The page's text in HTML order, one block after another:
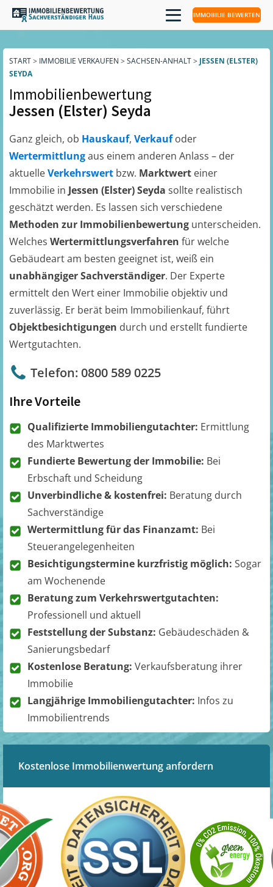
IMMOBILIE BEWERTEN
START> IMMOBILIE VERKAUFEN > SACHSEN-ANHALT> JESSEN (ELSTER)
SEYDA
Immobilienbewertung
Jessen (Elster) Seyda
Ganz gleich, ob Hauskauf, Verkaufoder
Wertermittlungaus einem anderen Anlass – der
aktuelleVerkehrswert bzw. Marktwert einer
Immobilie in Jessen (Elster) Seyda sollte realistisch
geschätzt werden. Es lassen sich verschiedene
Methoden zur Immobilienbewertung unterscheiden.
Welches Wertermittlungsverfahren für welche
Gebäudeart am besten geeignet ist, weiß ein
unabhängiger Sachverständiger. Der Experte
ermittelt den Wert einer Immobilie objektiv und
zuverlässig. Er berät beim Immobilienkauf, führt
Objektbesichtigungen durch und erstellt fundierte
Wertgutachten.
Telefon: 0800 589 0225
Ihre Vorteile
Qualifizierte Immobiliengutachter: Ermittlung
des Marktwertes
Fundierte Bewertung der Immobilie: Bei
Erbschaft und Scheidung
Unverbindliche & kostenfrei: Beratung durch
Sachverständige
Wertermittlung für das Finanzamt: Bei
Steuerangelegenheiten
Besichtigungstermine kurzfristig möglich: Sogar
am Wochenende
Beratung zum Verkehrswertgutachten:
Professionell und aktuell
Feststellung der Substanz: Gebäudeschäden &
Sanierungsbedarf
Kostenlose Beratung: Verkaufsberatung ihrer
Immobilie
Langjährige Immobiliengutachter: Infos zu
Immobilientrends
Kostenlose Immobilienwertung anfordern